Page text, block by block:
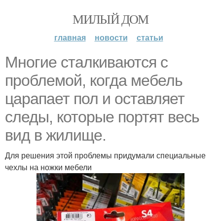
МИЛЫЙ ДОМ
главная новости статьи
Многие сталкиваются с
проблемой, когда мебель
царапает пол и оставляет
следы, которые портят весь
вид в жилище.
Для решения этой проблемы придумали специальные
чехлы на ножки мебели